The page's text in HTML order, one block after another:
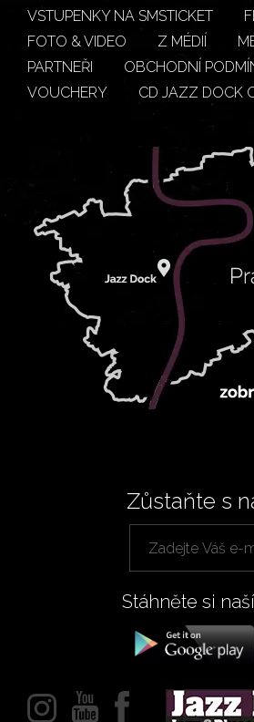
VSTUPENKY NA SMSTICKET
FOTO & VIDEO
Z MÉDIÍ
PARTNEŘI
OBCHODNÍ
VOUCHERY
CD JAZZ DOCK
Zůstaňte s
Stáhněte si